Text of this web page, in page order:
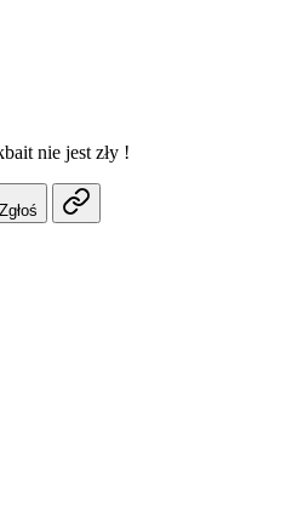
nie jest zły !
Zgłoś